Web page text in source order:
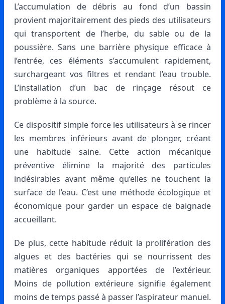
L’accumulation de débris au fond d’un bassin
provient majoritairement des pieds des utilisateurs
qui transportent de l’herbe, du sable ou de la
poussière. Sans une barrière physique efficace à
l’entrée, ces éléments s’accumulent rapidement,
surchargeant vos filtres et rendant l’eau trouble.
L’installation d’un bac de rinçage résout ce
problème à la source.
Ce dispositif simple force les utilisateurs à se rincer
les membres inférieurs avant de plonger, créant
une habitude saine. Cette action mécanique
préventive élimine la majorité des particules
indésirables avant même qu’elles ne touchent la
surface de l’eau. C’est une méthode écologique et
économique pour garder un espace de baignade
accueillant.
De plus, cette habitude réduit la prolifération des
algues et des bactéries qui se nourrissent des
matières organiques apportées de l’extérieur.
Moins de pollution extérieure signifie également
moins de temps passé à passer l’aspirateur manuel.